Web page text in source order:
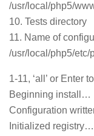
/usr/local/php5/
10. Tests
11. Name of
/usr/local/php5/etc/
1-11, ‘all’ or Enter
Beginning install…
Configuration
Initialized registry…